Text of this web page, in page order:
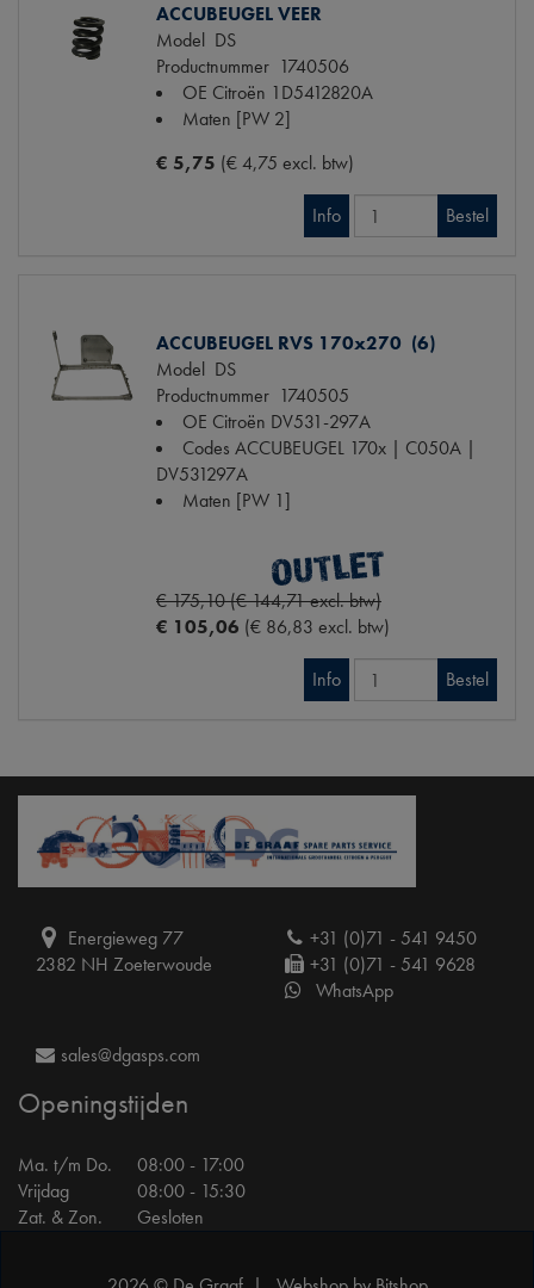
ACCUBEUGEL VEER
Model DS
Productnummer 1740506
OE Citroën 1D5412820A
Maten [PW 2]
€ 5,75 (€ 4,75 excl. btw)
Info Bestel
ACCUBEUGEL RVS 170x270 (6)
Model DS
Productnummer 1740505
OE Citroën DV531-297A
Codes ACCUBEUGEL 170x | C050A |
DV531297A
Maten [PW 1]
€ 175,10 (€ 144,71 excl. btw)
€ 105,06 (€ 86,83 excl. btw)
Info Bestel
Energieweg 77
2382 NH Zoeterwoude
+31 (0)71 - 541 9450
+31 (0)71 - 541 9628
WhatsApp
sales@dgasps.com
Openingstijden
Ma. t/m Do.
08:00 - 17:00
Vrijdag
08:00 - 15:30
Zat. & Zon.
Gesloten